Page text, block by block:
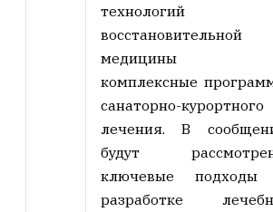
технологий
восстановительной
медицины
комплексные
санаторно-курортного
лечения. В
будут
ключевые
разработке